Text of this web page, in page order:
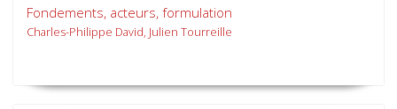
Fondements, acteurs, formulation
Charles-Philippe David, Julien Tourreille